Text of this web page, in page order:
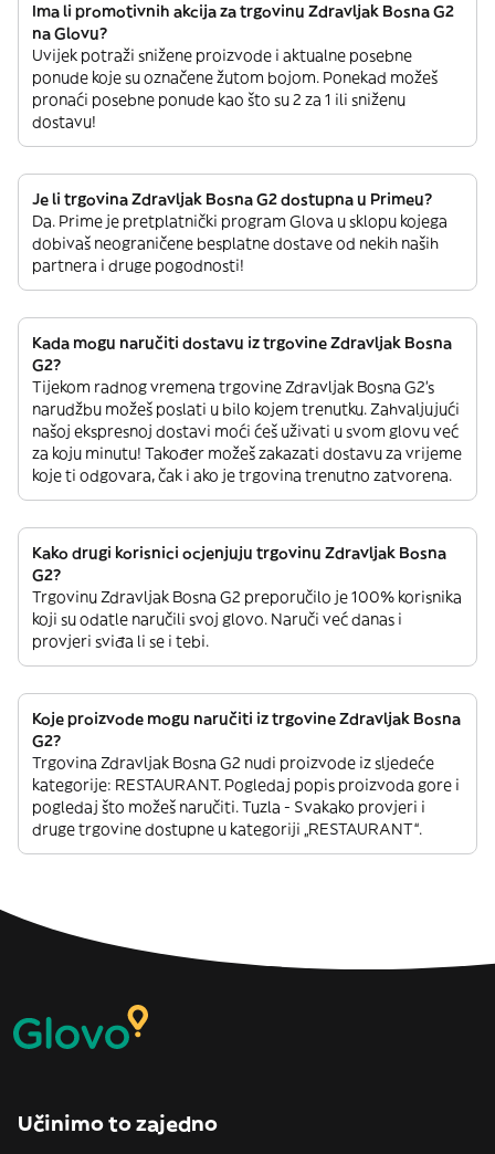
Ima li promotivnih akcija za trgovinu Zdravljak Bosna G2
na Glovu?
Uvijek potraži snižene proizvode i aktualne posebne
ponude koje su označene žutom bojom. Ponekad možeš
pronaći posebne ponude kao što su 2 za 1 ili sniženu
dostavu!
Je li trgovina Zdravljak Bosna G2 dostupna u Primeu?
Da. Prime je pretplatnički program Glova u sklopu kojega
dobivaš neograničene besplatne dostave od nekih naših
partnera i druge pogodnosti!
Kada mogu naručiti dostavu iz trgovine Zdravljak Bosna
G2?
Tijekom radnog vremena trgovine Zdravljak Bosna G2’s
narudžbu možeš poslati u bilo kojem trenutku. Zahvaljujući
našoj ekspresnoj dostavi moći ćeš uživati u svom glovu već
za koju minutu! Također možeš zakazati dostavu za vrijeme
koje ti odgovara, čak i ako je trgovina trenutno zatvorena.
Kako drugi korisnici ocjenjuju trgovinu Zdravljak Bosna
G2?
Trgovinu Zdravljak Bosna G2 preporučilo je 100% korisnika
koji su odatle naručili svoj glovo. Naruči već danas i
provjeri sviđa li se i tebi.
Koje proizvode mogu naručiti iz trgovine Zdravljak Bosna
G2?
Trgovina Zdravljak Bosna G2 nudi proizvode iz sljedeće
kategorije: RESTAURANT. Pogledaj popis proizvoda gore i
pogledaj što možeš naručiti. Tuzla - Svakako provjeri i
druge trgovine dostupne u kategoriji „RESTAURANT“.
Učinimo to zajedno